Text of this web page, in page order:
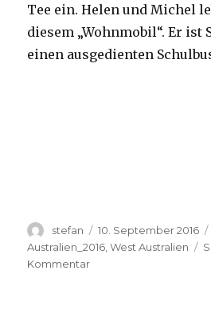
Tee ein. Helen und Michel
diesem „Wohnmobil“. Er ist
einen ausgedienten
Autor
stefan
Veröffentlicht
am
10. September 2016
Australien_2016 ,West Australien
Kommentarzu